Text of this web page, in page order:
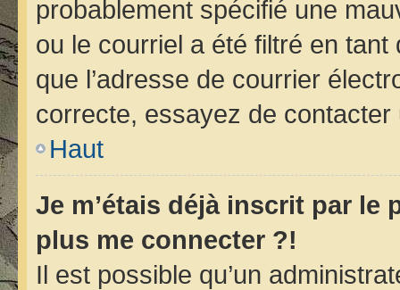
probablement spécifié une
ou le courriel a été filtré en
que l’adresse de courrier
correcte, essayez de contacter
Haut
Je m’étais déjà inscrit par le
plus me connecter ?!
Il est possible qu’un